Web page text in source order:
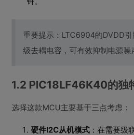
重要提示：LTC6904的DVDD
级去耦电容，可有效抑制电源噪
1.2 PIC18LF46K40的独
选择这款MCU主要基于三点考虑：
硬件I2C从机模式 ：在需要级